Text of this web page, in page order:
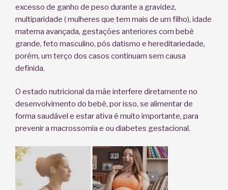
excesso de ganho de peso durante a gravidez,
multiparidade ( mulheres que tem mais de um filho), idade
materna avançada, gestações anteriores com bebê
grande, feto masculino, pós datismo e hereditariedade,
porém, um terço dos casos continuam sem causa
definida.
O estado nutricional da mãe interfere diretamente no
desenvolvimento do bebê, por isso, se alimentar de
forma saudável e estar ativa é muito importante, para
prevenir a macrossomia e ou diabetes gestacional.